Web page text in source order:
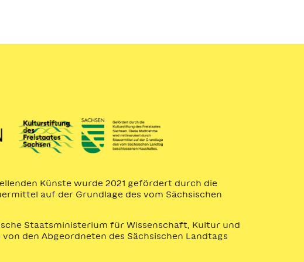
Künste wurde 2021 gefördert durch die
auf der Grundlage des vom Sächsischen
Staatsministerium für Wissenschaft, Kultur und
den Abgeordneten des Sächsischen Landtags